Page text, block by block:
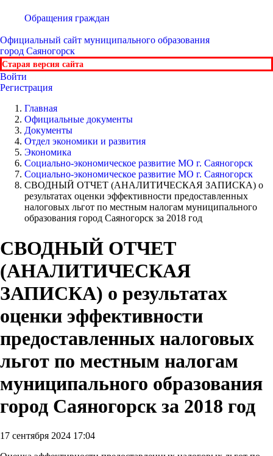
Обращения граждан
Официальный сайт муниципального образования
город Саяногорск
Старая версия сайта
Войти
Регистрация
Главная
Официальные документы
Документы
Отдел экономики и развития
Экономика
Социально-экономическое развитие МО г. Саяногорск
Социально-экономическое развитие МО г. Саяногорск
СВОДНЫЙ ОТЧЕТ (АНАЛИТИЧЕСКАЯ ЗАПИСКА) о
результатах оценки эффективности предоставленных
налоговых льгот по местным налогам муниципального
образования город Саяногорск за 2018 год
СВОДНЫЙ ОТЧЕТ
(АНАЛИТИЧЕСКАЯ
ЗАПИСКА) о результатах
оценки эффективности
предоставленных налоговых
льгот по местным налогам
муниципального образования
город Саяногорск за 2018 год
17 сентября 2024 17:04